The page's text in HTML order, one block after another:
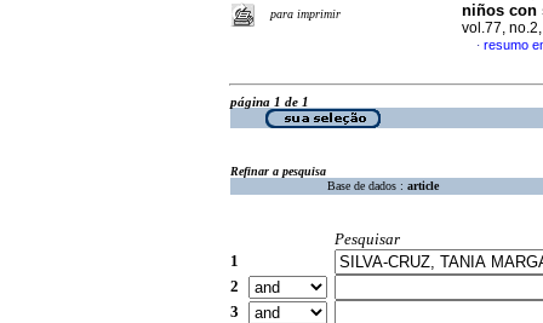
para imprimir
niños con
vol.77,
· resumo
página 1 de 1
Refinar a pesquisa
Base de dados : article
Pesquisar
1
2
3